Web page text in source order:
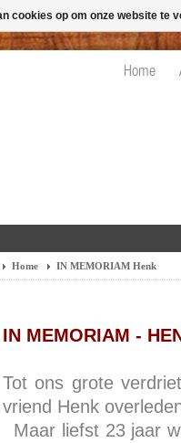
Home
Home IN MEMORIAM Henk
IN MEMORIAM -
Tot ons grote
vriend Henk
Maar liefst 23 jaar
cookies op om onze website te